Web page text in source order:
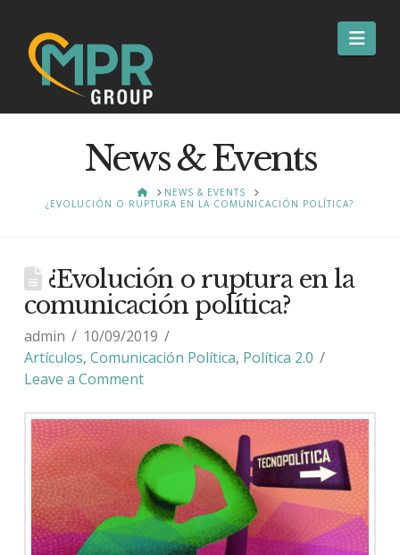
News & Events
HOMENEWS & EVENTS
¿EVOLUCIÓN O RUPTURA EN LA COMUNICACIÓN POLÍTICA?
¿Evolución o ruptura en la
comunicación política?
admin
10/09/2019
Artículos, Comunicación Política, Política 2.0
Leave a Comment